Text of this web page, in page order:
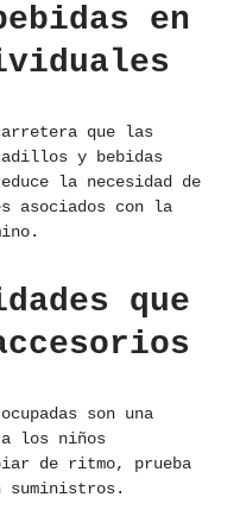
en
que las
y bebidas
la necesidad de
asociados con la
que
son una
a los niños
de ritmo, prueba
suministros.